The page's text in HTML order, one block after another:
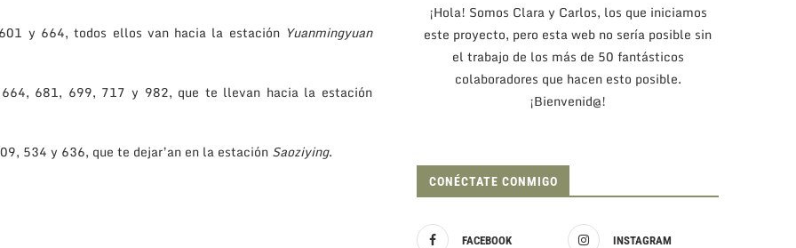
y 664, todos ellos van hacia la estación Yuanmingyuan
681, 699, 717 y 982, que te llevan hacia la estación
534 y 636, que te dejar’an en la estación Saoziying.
¡Hola! Somos Clara y Carlos, los que iniciamos
este proyecto, pero esta web no sería posible sin
el trabajo de los más de 50 fantásticos
colaboradores que hacen esto posible.
¡Bienvenid@!
CONÉCTATE CONMIGO
FACEBOOK INSTAGRAM